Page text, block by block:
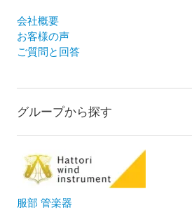
会社概要
お客様の声
ご質問と回答
グループから探す
服部 管楽器